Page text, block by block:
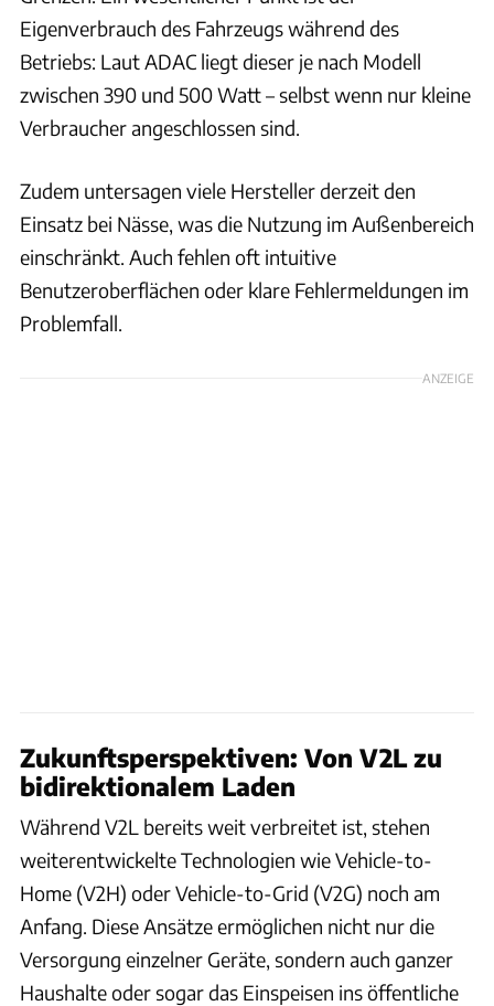
Eigenverbrauch des Fahrzeugs während des
Betriebs: Laut ADAC liegt dieser je nach Modell
zwischen 390 und 500 Watt – selbst wenn nur kleine
Verbraucher angeschlossen sind.
Zudem untersagen viele Hersteller derzeit den
Einsatz bei Nässe, was die Nutzung im Außenbereich
einschränkt. Auch fehlen oft intuitive
Benutzeroberflächen oder klare Fehlermeldungen im
Problemfall.
ANZEIGE
Zukunftsperspektiven: Von V2L zu
bidirektionalem Laden
Während V2L bereits weit verbreitet ist, stehen
weiterentwickelte Technologien wie Vehicle-to-
Home (V2H) oder Vehicle-to-Grid (V2G) noch am
Anfang. Diese Ansätze ermöglichen nicht nur die
Versorgung einzelner Geräte, sondern auch ganzer
Haushalte oder sogar das Einspeisen ins öffentliche